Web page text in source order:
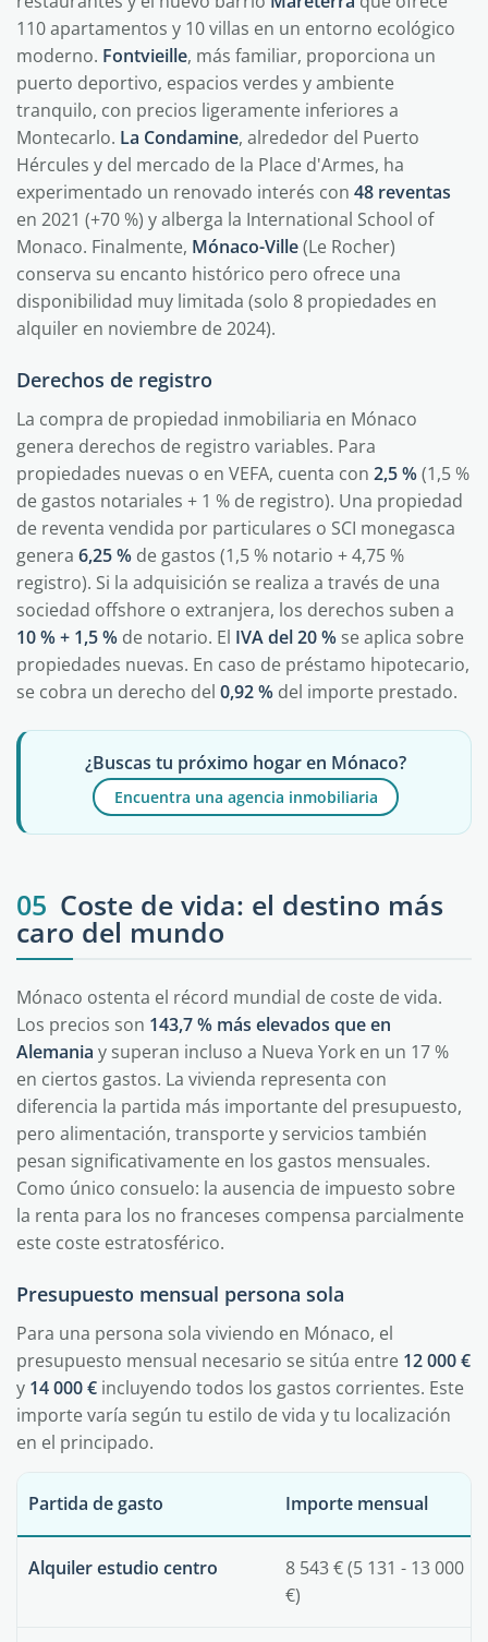
110 apartamentos y 10 villas en un entorno ecológico
moderno. Fontvieille, más familiar, proporciona un
puerto deportivo, espacios verdes y ambiente
tranquilo, con precios ligeramente inferiores a
Montecarlo. La Condamine, alrededor del Puerto
Hércules y del mercado de la Place d'Armes, ha
experimentado un renovado interés con 48 reventas
en 2021 (+70 %) y alberga la International School of
Monaco. Finalmente, Mónaco-Ville(Le Rocher)
conserva su encanto histórico pero ofrece una
disponibilidad muy limitada (solo 8 propiedades en
alquiler en noviembre de 2024).
Derechos de registro
La compra de propiedad inmobiliaria en Mónaco
genera derechos de registro variables. Para
propiedades nuevas o en VEFA, cuenta con 2,5 %(1,5 %
de gastos notariales + 1 % de registro). Una propiedad
de reventa vendida por particulares o SCI monegasca
genera 6,25 % de gastos (1,5 % notario + 4,75 %
registro). Si la adquisición se realiza a través de una
sociedad offshore o extranjera, los derechos suben a
10 % + 1,5 % de notario. El IVA del 20 % se aplica sobre
propiedades nuevas. En caso de préstamo hipotecario,
se cobra un derecho del 0,92 % del importe prestado.
¿Buscas tu próximo hogar en Mónaco?
Encuentra una agencia inmobiliaria
05 Coste de vida: el destino más
caro del mundo
Mónaco ostenta el récord mundial de coste de vida.
Los precios son 143,7 % más elevados que en
Alemania y superan incluso a Nueva York en un 17 %
en ciertos gastos. La vivienda representa con
diferencia la partida más importante del presupuesto,
pero alimentación, transporte y servicios también
pesan significativamente en los gastos mensuales.
Como único consuelo: la ausencia de impuesto sobre
la renta para los no franceses compensa parcialmente
este coste estratosférico.
Presupuesto mensual persona sola
Para una persona sola viviendo en Mónaco, el
presupuesto mensual necesario se sitúa entre 12 000 €
y 14 000 € incluyendo todos los gastos corrientes. Este
importe varía según tu estilo de vida y tu localización
en el principado.
Partida de gasto Importe mensual
Alquiler estudio centro
8 543 € (5 131 - 13 000
€)